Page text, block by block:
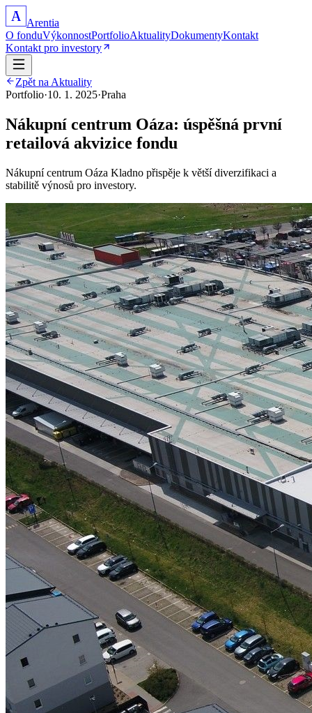
A Arentia
O fonduVýkonnostPortfolioAktualityDokumentyKontakt
Kontakt pro investory
Zpět na Aktuality
Portfolio·10. 1. 2025·Praha
Nákupní centrum Oáza: úspěšná první
retailová akvizice fondu
Nákupní centrum Oáza Kladno přispěje k větší diverzifikaci a
stabilitě výnosů pro investory.